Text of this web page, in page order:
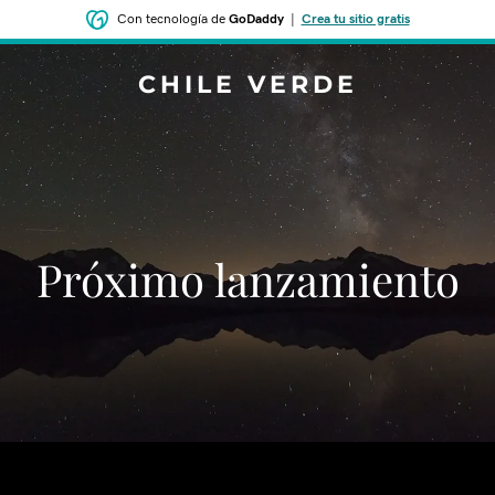
Con tecnología de GoDaddy| Crea tu sitio gratis
CHILE VERDE
‌‌Próximo lanzamiento